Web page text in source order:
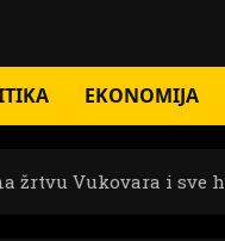
EKONOMIJA
žrtvu Vukovara i sve